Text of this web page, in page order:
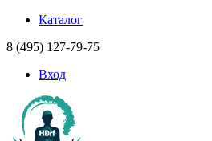
Каталог
8 (495) 127-79-75
Вход